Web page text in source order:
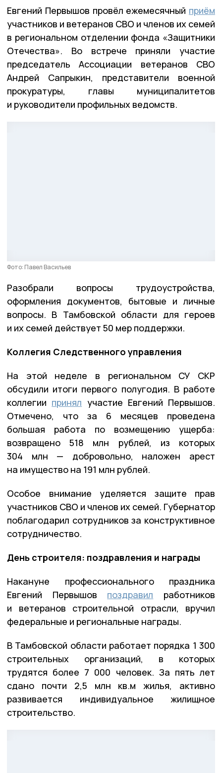
Евгений Первышов провёл ежемесячный приём
участников и ветеранов СВО и членов их семей
в региональном отделении фонда «Защитники
Отечества». Во встрече приняли участие
председатель Ассоциации ветеранов СВО
Андрей Сапрыкин, представители военной
прокуратуры, главы муниципалитетов
и руководители профильных ведомств.
Фото: Павел Васильев
Разобрали вопросы трудоустройства,
оформления документов, бытовые и личные
вопросы. В Тамбовской области для героев
и их семей действует 50 мер поддержки.
Коллегия Следственного управления
На этой неделе в региональном СУ СКР
обсудили итоги первого полугодия. В работе
коллегии принял участие Евгений Первышов.
Отмечено, что за 6 месяцев проведена
большая работа по возмещению ущерба:
возвращено 518 млн рублей, из которых
304 млн — добровольно, наложен арест
на имущество на 191 млн рублей.
Особое внимание уделяется защите прав
участников СВО и членов их семей. Губернатор
поблагодарил сотрудников за конструктивное
сотрудничество.
День строителя: поздравления и награды
Накануне профессионального праздника
Евгений Первышов поздравил работников
и ветеранов строительной отрасли, вручил
федеральные и региональные награды.
В Тамбовской области работает порядка 1 300
строительных организаций, в которых
трудятся более 7 000 человек. За пять лет
сдано почти 2,5 млн кв.м жилья, активно
развивается индивидуальное жилищное
строительство.